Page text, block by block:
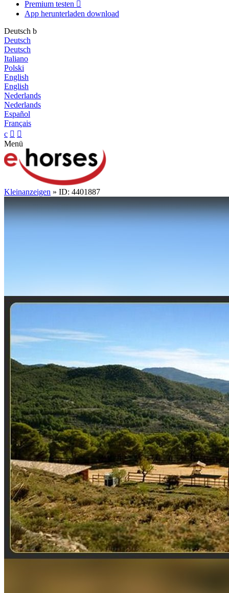
Premium testen 
App herunterladen download
Deutsch b
Deutsch
Deutsch
Italiano
Polski
English
English
Nederlands
Nederlands
Español
Français
c  
Menü
Kleinanzeigen » ID: 4401887